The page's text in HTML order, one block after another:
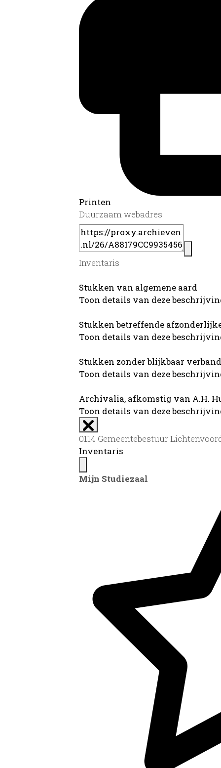
Printen
Duurzaam webadres
Inventaris
Stukken van algemene aard
Toon details van deze
Stukken betreffende
Toon details van deze
Stukken zonder blijkbaar
Toon details van deze
Archivalia, afkomstig van A.H.
Toon details van deze
0114 Gemeentebestuur
Inventaris
Mijn Studiezaal